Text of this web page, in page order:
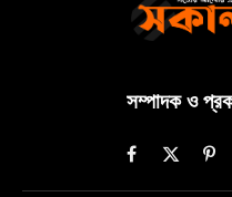
সম্পাদক ও
Facebook
X
(Twitter)